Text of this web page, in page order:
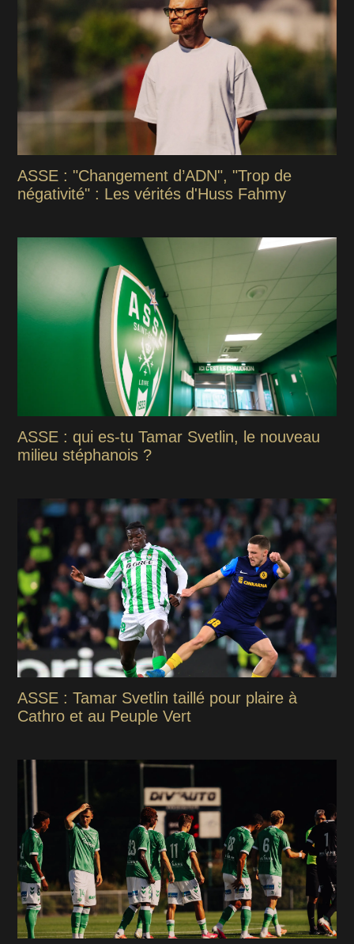
ASSE : "Changement d’ADN", "Trop de
négativité" : Les vérités d'Huss Fahmy
ASSE : qui es-tu Tamar Svetlin, le nouveau
milieu stéphanois ?
ASSE : Tamar Svetlin taillé pour plaire à
Cathro et au Peuple Vert